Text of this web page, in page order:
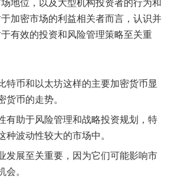
加密市场的利益相关者而言，认识并
有效的投资和风险管理策略至关重
特币和以太坊这样的主要加密货币显
币的走势。
有助于风险管理和战略投资规划，特
种波动性较大的市场中。
发展至关重要，因为它们可能影响市
。